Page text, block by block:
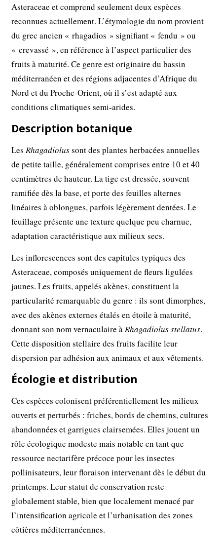
Asteraceae et comprend seulement deux espèces
reconnues actuellement. L’étymologie du nom provient
du grec ancien « rhagadios » signifiant « fendu » ou
« crevassé », en référence à l’aspect particulier des
fruits à maturité. Ce genre est originaire du bassin
méditerranéen et des régions adjacentes d’Afrique du
Nord et du Proche-Orient, où il s’est adapté aux
conditions climatiques semi-arides.
Description botanique
LesRhagadiolussont des plantes herbacées annuelles
de petite taille, généralement comprises entre 10 et 40
centimètres de hauteur. La tige est dressée, souvent
ramifiée dès la base, et porte des feuilles alternes
linéaires à oblongues, parfois légèrement dentées. Le
feuillage présente une texture quelque peu charnue,
adaptation caractéristique aux milieux secs.
Les inflorescences sont des capitules typiques des
Asteraceae, composés uniquement de fleurs ligulées
jaunes. Les fruits, appelés akènes, constituent la
particularité remarquable du genre : ils sont dimorphes,
avec des akènes externes étalés en étoile à maturité,
donnant son nom vernaculaire àRhagadiolus stellatus.
Cette disposition stellaire des fruits facilite leur
dispersion par adhésion aux animaux et aux vêtements.
Écologie et distribution
Ces espèces colonisent préférentiellement les milieux
ouverts et perturbés : friches, bords de chemins, cultures
abandonnées et garrigues clairsemées. Elles jouent un
rôle écologique modeste mais notable en tant que
ressource nectarifère précoce pour les insectes
pollinisateurs, leur floraison intervenant dès le début du
printemps. Leur statut de conservation reste
globalement stable, bien que localement menacé par
l’intensification agricole et l’urbanisation des zones
côtières méditerranéennes.